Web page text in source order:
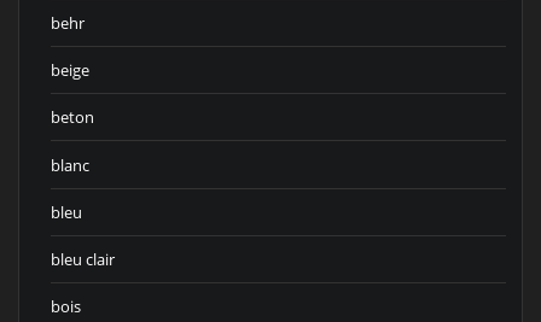
behr
beige
beton
blanc
bleu
bleu clair
bois